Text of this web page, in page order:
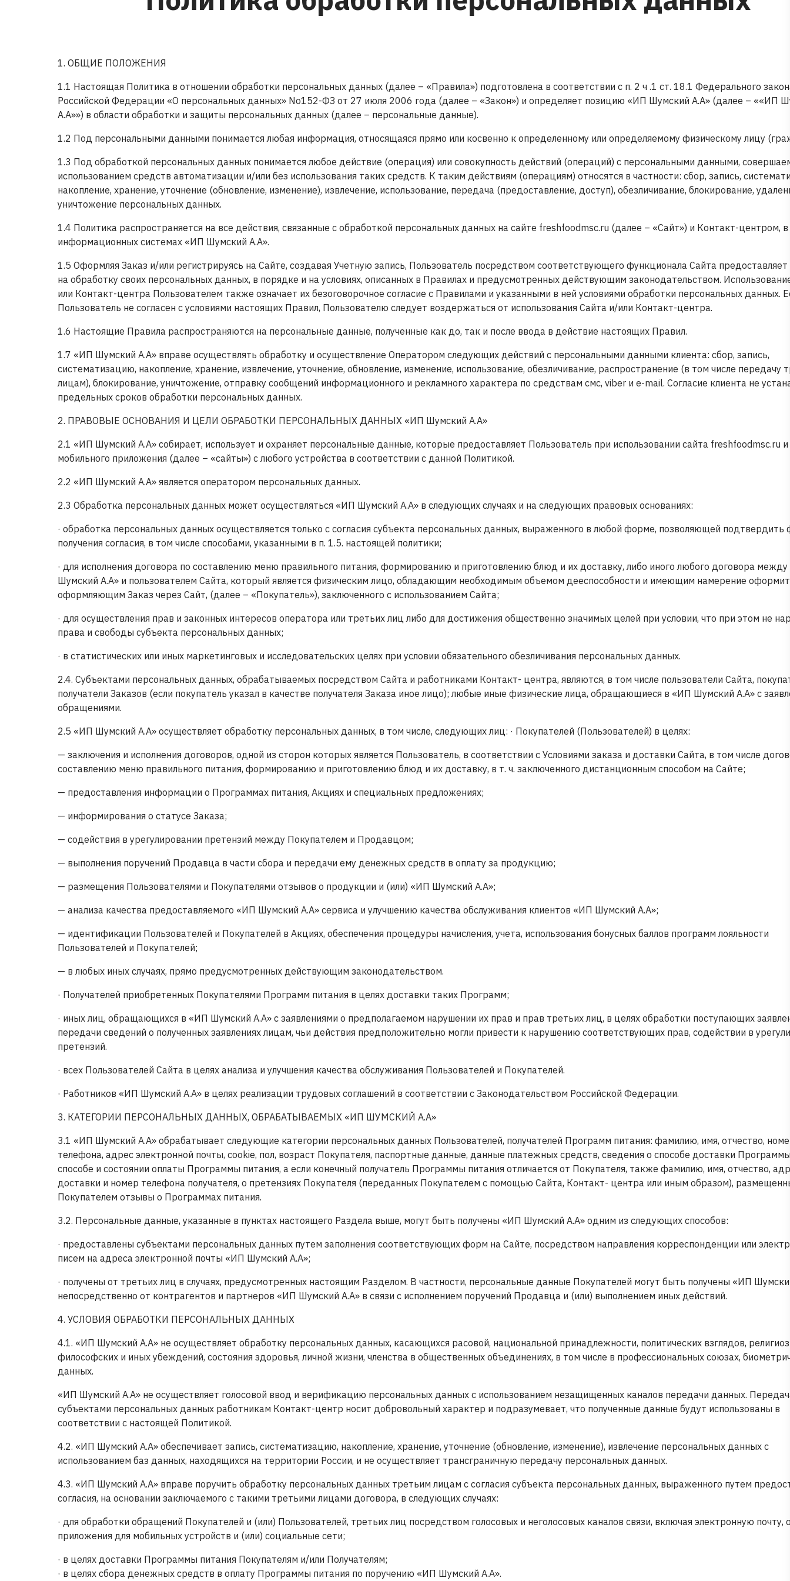
1. ОБЩИЕ ПОЛОЖЕНИЯ
1.1 Настоящая Политика в отношении обработки персональных данных (далее – «Правила») подготовлена в соответствии с п. 2 ч .1 ст. 18.1 Федерального
Российской Федерации «О персональных данных» No152-ФЗ от 27 июля 2006 года (далее – «Закон») и определяет позицию «ИП Шумский А.А» (далее – ««ИП
А.А»») в области обработки и защиты персональных данных (далее – персональные данные).
1.2 Под персональными данными понимается любая информация, относящаяся прямо или косвенно к определенному или определяемому физическому лицу
1.3 Под обработкой персональных данных понимается любое действие (операция) или совокупность действий (операций) с персональными данными,
использованием средств автоматизации и/или без использования таких средств. К таким действиям (операциям) относятся в частности: сбор, запись,
накопление, хранение, уточнение (обновление, изменение), извлечение, использование, передача (предоставление, доступ), обезличивание, блокирование,
уничтожение персональных данных.
1.4 Политика распространяется на все действия, связанные с обработкой персональных данных на сайте freshfoodmsc.ru (далее – «Сайт») и Контакт-центром, в
информационных системах «ИП Шумский А.А».
1.5 Оформляя Заказ и/или регистрируясь на Сайте, создавая Учетную запись, Пользователь посредством соответствующего функционала Сайта предоставляет
на обработку своих персональных данных, в порядке и на условиях, описанных в Правилах и предусмотренных действующим законодательством.
или Контакт-центра Пользователем также означает их безоговорочное согласие с Правилами и указанными в ней условиями обработки персональных данных.
Пользователь не согласен с условиями настоящих Правил, Пользователю следует воздержаться от использования Сайта и/или Контакт-центра.
1.6 Настоящие Правила распространяются на персональные данные, полученные как до, так и после ввода в действие настоящих Правил.
1.7 «ИП Шумский А.А» вправе осуществлять обработку и осуществление Оператором следующих действий с персональными данными клиента: сбор, запись,
систематизацию, накопление, хранение, извлечение, уточнение, обновление, изменение, использование, обезличивание, распространение (в том числе передачу
лицам), блокирование, уничтожение, отправку сообщений информационного и рекламного характера по средствам смс, viber и e-mail. Согласие клиента не
предельных сроков обработки персональных данных.
2. ПРАВОВЫЕ ОСНОВАНИЯ И ЦЕЛИ ОБРАБОТКИ ПЕРСОНАЛЬНЫХ ДАННЫХ «ИП Шумский А.А»
2.1 «ИП Шумский А.А» собирает, использует и охраняет персональные данные, которые предоставляет Пользователь при использовании сайта freshfoodmsc.ru и
мобильного приложения (далее – «сайты») с любого устройства в соответствии с данной Политикой.
2.2 «ИП Шумский А.А» является оператором персональных данных.
2.3 Обработка персональных данных может осуществляться «ИП Шумский А.А» в следующих случаях и на следующих правовых основаниях:
· обработка персональных данных осуществляется только с согласия субъекта персональных данных, выраженного в любой форме, позволяющей подтвердить
получения согласия, в том числе способами, указанными в п. 1.5. настоящей политики;
· для исполнения договора по составлению меню правильного питания, формированию и приготовлению блюд и их доставку, либо иного любого договора
Шумский А.А» и пользователем Сайта, который является физическим лицо, обладающим необходимым объемом дееспособности и имеющим намерение
оформляющим Заказ через Сайт, (далее – «Покупатель»), заключенного с использованием Сайта;
· для осуществления прав и законных интересов оператора или третьих лиц либо для достижения общественно значимых целей при условии, что при этом не
права и свободы субъекта персональных данных;
· в статистических или иных маркетинговых и исследовательских целях при условии обязательного обезличивания персональных данных.
2.4. Субъектами персональных данных, обрабатываемых посредством Сайта и работниками Контакт- центра, являются, в том числе пользователи Сайта,
получатели Заказов (если покупатель указал в качестве получателя Заказа иное лицо); любые иные физические лица, обращающиеся в «ИП Шумский А.А» с
обращениями.
2.5 «ИП Шумский А.А» осуществляет обработку персональных данных, в том числе, следующих лиц: · Покупателей (Пользователей) в целях:
— заключения и исполнения договоров, одной из сторон которых является Пользователь, в соответствии с Условиями заказа и доставки Сайта, в том числе
составлению меню правильного питания, формированию и приготовлению блюд и их доставку, в т. ч. заключенного дистанционным способом на Сайте;
— предоставления информации о Программах питания, Акциях и специальных предложениях;
— информирования о статусе Заказа;
— содействия в урегулировании претензий между Покупателем и Продавцом;
— выполнения поручений Продавца в части сбора и передачи ему денежных средств в оплату за продукцию;
— размещения Пользователями и Покупателями отзывов о продукции и (или) «ИП Шумский А.А»;
— анализа качества предоставляемого «ИП Шумский А.А» сервиса и улучшению качества обслуживания клиентов «ИП Шумский А.А»;
— идентификации Пользователей и Покупателей в Акциях, обеспечения процедуры начисления, учета, использования бонусных баллов программ лояльности
Пользователей и Покупателей;
— в любых иных случаях, прямо предусмотренных действующим законодательством.
· Получателей приобретенных Покупателями Программ питания в целях доставки таких Программ;
· иных лиц, обращающихся в «ИП Шумский А.А» с заявлениями о предполагаемом нарушении их прав и прав третьих лиц, в целях обработки поступающих
передачи сведений о полученных заявлениях лицам, чьи действия предположительно могли привести к нарушению соответствующих прав, содействии в
претензий.
· всех Пользователей Сайта в целях анализа и улучшения качества обслуживания Пользователей и Покупателей.
· Работников «ИП Шумский А.А» в целях реализации трудовых соглашений в соответствии с Законодательством Российской Федерации.
3. КАТЕГОРИИ ПЕРСОНАЛЬНЫХ ДАННЫХ, ОБРАБАТЫВАЕМЫХ «ИП ШУМСКИЙ А.А»
3.1 «ИП Шумский А.А» обрабатывает следующие категории персональных данных Пользователей, получателей Программ питания: фамилию, имя, отчество,
телефона, адрес электронной почты, cookie, пол, возраст Покупателя, паспортные данные, данные платежных средств, сведения о способе доставки
способе и состоянии оплаты Программы питания, а если конечный получатель Программы питания отличается от Покупателя, также фамилию, имя, отчество,
доставки и номер телефона получателя, о претензиях Покупателя (переданных Покупателем с помощью Сайта, Контакт- центра или иным образом),
Покупателем отзывы о Программах питания.
3.2. Персональные данные, указанные в пунктах настоящего Раздела выше, могут быть получены «ИП Шумский А.А» одним из следующих способов:
· предоставлены субъектами персональных данных путем заполнения соответствующих форм на Сайте, посредством направления корреспонденции или
писем на адреса электронной почты «ИП Шумский А.А»;
· получены от третьих лиц в случаях, предусмотренных настоящим Разделом. В частности, персональные данные Покупателей могут быть получены «ИП
непосредственно от контрагентов и партнеров «ИП Шумский А.А» в связи с исполнением поручений Продавца и (или) выполнением иных действий.
4. УСЛОВИЯ ОБРАБОТКИ ПЕРСОНАЛЬНЫХ ДАННЫХ
4.1. «ИП Шумский А.А» не осуществляет обработку персональных данных, касающихся расовой, национальной принадлежности, политических взглядов,
философских и иных убеждений, состояния здоровья, личной жизни, членства в общественных объединениях, в том числе в профессиональных союзах,
данных.
«ИП Шумский А.А» не осуществляет голосовой ввод и верификацию персональных данных с использованием незащищенных каналов передачи данных.
субъектами персональных данных работникам Контакт-центр носит добровольный характер и подразумевает, что полученные данные будут использованы в
соответствии с настоящей Политикой.
4.2. «ИП Шумский А.А» обеспечивает запись, систематизацию, накопление, хранение, уточнение (обновление, изменение), извлечение персональных данных с
использованием баз данных, находящихся на территории России, и не осуществляет трансграничную передачу персональных данных.
4.3. «ИП Шумский А.А» вправе поручить обработку персональных данных третьим лицам с согласия субъекта персональных данных, выраженного путем
согласия, на основании заключаемого с такими третьими лицами договора, в следующих случаях:
· для обработки обращений Покупателей и (или) Пользователей, третьих лиц посредством голосовых и неголосовых каналов связи, включая электронную почту,
приложения для мобильных устройств и (или) социальные сети;
· в целях доставки Программы питания Покупателям и/или Получателям;
· в целях сбора денежных средств в оплату Программы питания по поручению «ИП Шумский А.А».